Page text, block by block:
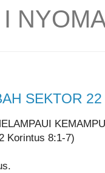
SEKTOR
Korintus 8:1-7)